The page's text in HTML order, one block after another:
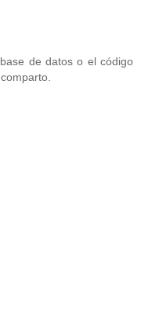
de datos o el código